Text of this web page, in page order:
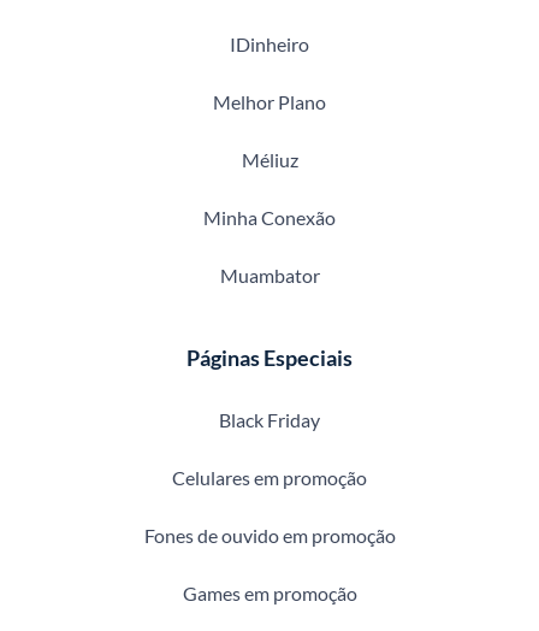
IDinheiro
Melhor Plano
Méliuz
Minha Conexão
Muambator
Páginas Especiais
Black Friday
Celulares em promoção
Fones de ouvido em promoção
Games em promoção